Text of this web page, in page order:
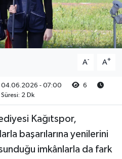
A- A+
04.06.2026 - 07:00
6
2 Dk
Kağıtspor,
başarılarına yenilerini
imkânlarla da fark